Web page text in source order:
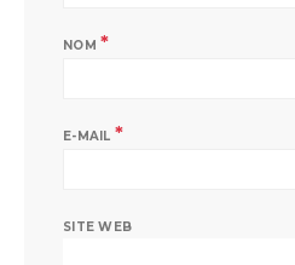
NOM *
E-MAIL *
SITE WEB